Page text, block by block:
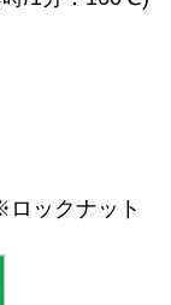
ックナット